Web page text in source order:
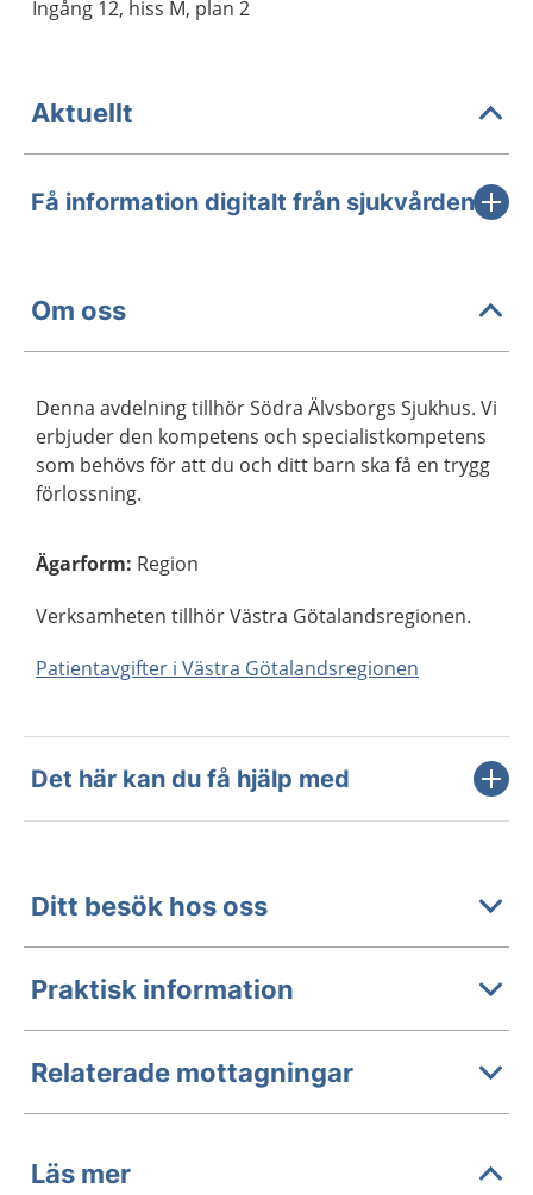
Ingång 12, hiss M, plan 2
Aktuellt
Få information digitalt från sjukvården
Om oss
Denna avdelning tillhör Södra Älvsborgs Sjukhus. Vi
erbjuder den kompetens och specialistkompetens
som behövs för att du och ditt barn ska få en trygg
förlossning.
Ägarform: Region
Verksamheten tillhör Västra Götalandsregionen.
Patientavgifter i Västra Götalandsregionen
Det här kan du få hjälp med
Ditt besök hos oss
Praktisk information
Relaterade mottagningar
Läs mer